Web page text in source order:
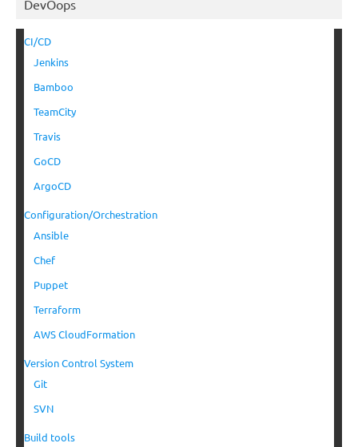
DevOops
CI/CD
Jenkins
Bamboo
TeamCity
Travis
GoCD
ArgoCD
Configuration/Orchestration
Ansible
Chef
Puppet
Terraform
AWS CloudFormation
Version Control System
Git
SVN
Build tools